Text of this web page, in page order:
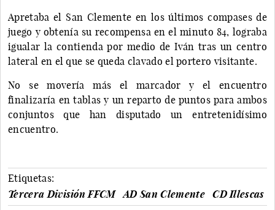
Apretaba el San Clemente en los últimos compases de
juego y obtenía su recompensa en el minuto 84, lograba
igualar la contienda por medio de Iván tras un centro
lateral en el que se queda clavado el portero visitante.
No se movería más el marcador y el encuentro
finalizaría en tablas y un reparto de puntos para ambos
conjuntos que han disputado un entretenidísimo
encuentro.
Etiquetas:
Tercera División FFCM
AD San Clemente CD Illescas